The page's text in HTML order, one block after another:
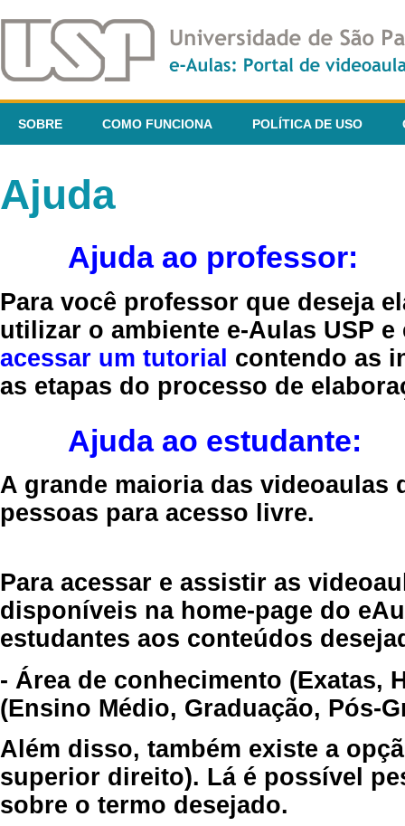
SOBRE COMO FUNCIONA POLÍTICA DE USO
Ajuda
Ajuda ao professor:
Para você professor que deseja
utilizar o ambiente e-Aulas USP
acessar um tutorial contendo as
as etapas do processo de
Ajuda ao estudante:
A grande maioria das videoaulas
pessoas para acesso livre.
Para acessar e assistir as
disponíveis na home-page do
estudantes aos conteúdos
- Área de conhecimento (Exatas,
(Ensino Médio, Graduação, Pós-
Além disso, também existe a
superior direito). Lá é possível
sobre o termo desejado.